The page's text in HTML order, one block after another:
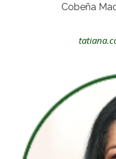
Cobeña